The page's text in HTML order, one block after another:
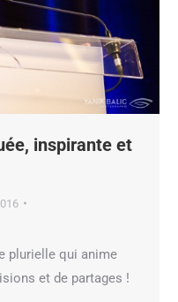
inspirante et
plurielle qui anime
et de partages !